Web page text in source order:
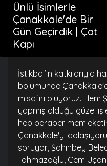
Ünlü İsimlerle
Çanakkale'de Bir
Gün Geçirdik | Çat
Kapı
İstikbal’in katkılarıyla
bölümünde
misafiri oluyoruz. Hem
yapmış olduğu güzel
hep beraber
Çanakkale'yi
soruyor, Şahinbey
Tahmazoğlu, Cem